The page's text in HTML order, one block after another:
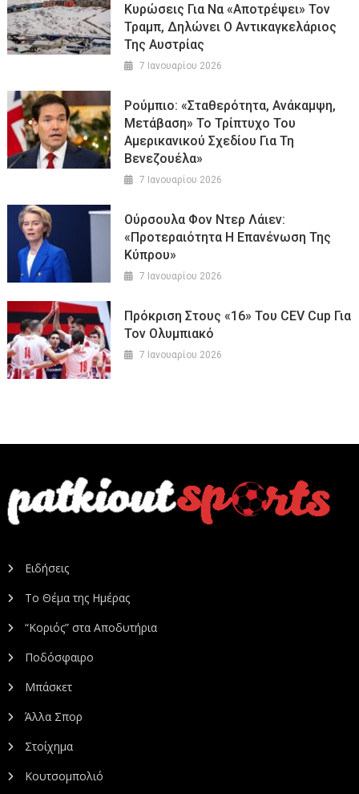
Κυρώσεις Για Να «αποτρέψει» Τον
Τραμπ, Δηλώνει Ο Αντικαγκελάριος
Της Αυστρίας
7 Ιανουαρίου 2026
Ρούμπιο: «Σταθερότητα, Ανάκαμψη,
Μετάβαση» Το Τρίπτυχο Του
Αμερικανικού Σχεδίου Για Τη
Βενεζουέλα»
7 Ιανουαρίου 2026
Ούρσουλα Φον Ντερ Λάιεν:
«Προτεραιότητα Η Επανένωση Της
Κύπρου»
7 Ιανουαρίου 2026
Πρόκριση Στους «16» Του CEV Cup Για
Τον Ολυμπιακό
7 Ιανουαρίου 2026
Ειδήσεις
Το Θέμα της Ημέρας
“Κοριός” στα Αποδυτήρια
Ποδόσφαιρο
Μπάσκετ
Άλλα Σπορ
Στοίχημα
Κουτσομπολιό